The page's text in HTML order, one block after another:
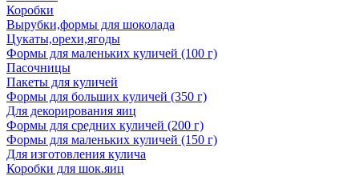
Коробки
Вырубки,формы для шоколада
Цукаты,орехи,ягоды
Формы для маленьких куличей (100 г)
Пасочницы
Пакеты для куличей
Формы для больших куличей (350 г)
Для декорирования яиц
Формы для средних куличей (200 г)
Формы для маленьких куличей (150 г)
Для изготовления кулича
Коробки для шок.яиц